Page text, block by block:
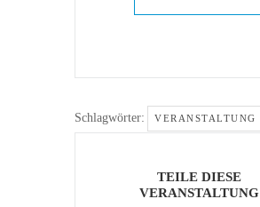
Schlagwörter: VERANSTALTUNG
TEILE DIESE
VERANSTALTUNG